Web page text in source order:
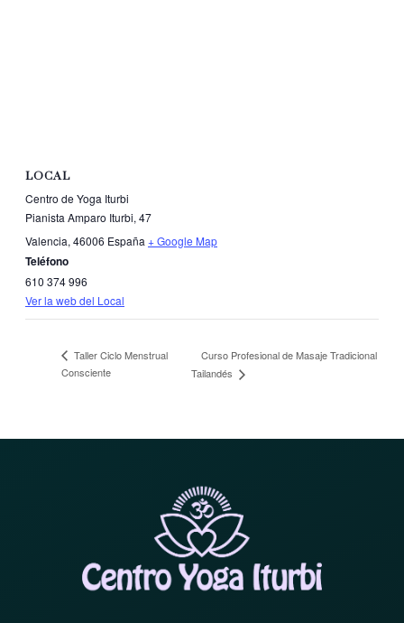
LOCAL
Centro de Yoga Iturbi
Pianista Amparo Iturbi, 47
Valencia, 46006 España + Google Map
Teléfono
610 374 996
Ver la web del Local
Taller Ciclo Menstrual
Consciente
Curso Profesional de Masaje Tradicional
Tailandés